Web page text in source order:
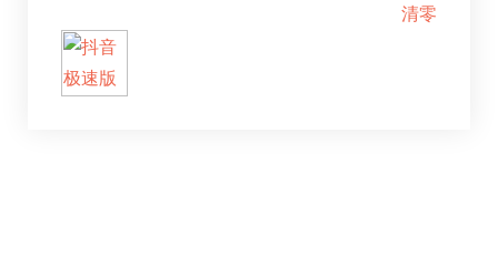
清零